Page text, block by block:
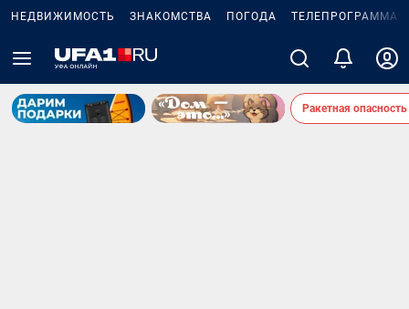
НЕДВИЖИМОСТЬ ЗНАКОМСТВА ПОГОДА ТЕЛЕПРОГРАММА
Ракетная